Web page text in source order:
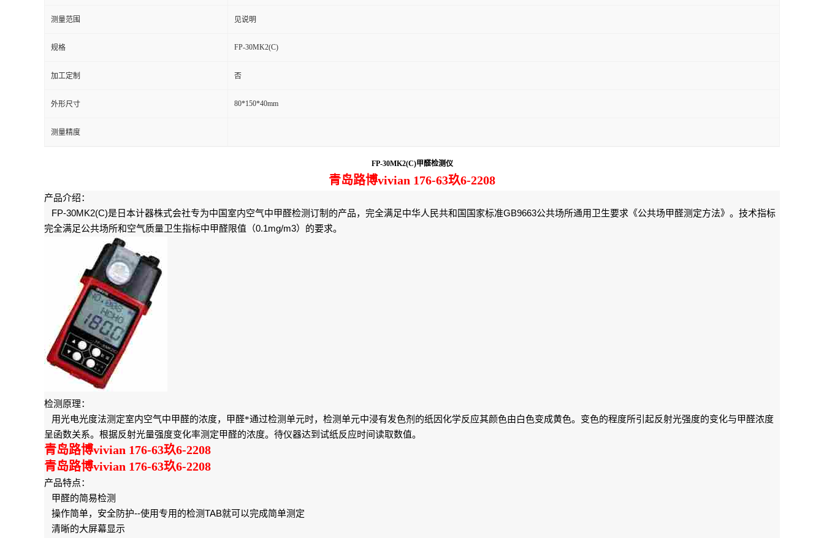
测量范围 见说明
规格 FP-30MK2(C)
加工定制 否
外形尺寸 80*150*40mm
测量精度
FP-30MK2(C)甲醛检测仪
青岛路博vivian 176-63玖6-2208
产品介绍：
FP-30MK2(C)是日本计器株式会社专为中国室内空气中甲醛检测订制的产品，完全满足中华人民共和国国家标准GB9663公共场所通用卫生要求《公共场甲醛测定方法》。技术指标
完全满足公共场所和空气质量卫生指标中甲醛限值（0.1mg/m3）的要求。
检测原理：
用光电光度法测定室内空气中甲醛的浓度，甲醛*通过检测单元时，检测单元中浸有发色剂的纸因化学反应其颜色由白色变成黄色。变色的程度所引起反射光强度的变化与甲醛浓度
呈函数关系。根据反射光量强度变化率测定甲醛的浓度。待仪器达到试纸反应时间读取数值。
青岛路博vivian 176-63玖6-2208
青岛路博vivian 176-63玖6-2208
产品特点：
甲醛的简易检测
操作简单，安全防护--使用专用的检测TAB就可以完成简单测定
清晰的大屏幕显示